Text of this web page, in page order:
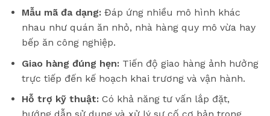
Mẫu mã đa dạng: Đáp ứng nhiều mô hình khác
nhau như quán ăn nhỏ, nhà hàng quy mô vừa hay
bếp ăn công nghiệp.
Giao hàng đúng hẹn:Tiến độ giao hàng ảnh hưởng
trực tiếp đến kế hoạch khai trương và vận hành.
Hỗ trợ kỹ thuật:Có khả năng tư vấn lắp đặt,